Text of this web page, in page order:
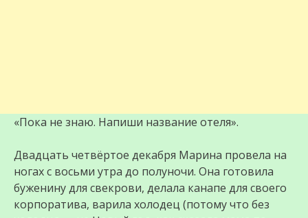
«Пока не знаю. Напиши название отеля».
Двадцать четвёртое декабря Марина провела на
ногах с восьми утра до полуночи. Она готовила
буженину для свекрови, делала канапе для своего
корпоратива, варила холодец (потому что без